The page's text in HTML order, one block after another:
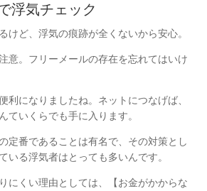
浮気チェック
けど、浮気の痕跡が全くないから安心。
意。フリーメールの存在を忘れてはいけ
利になりましたね。ネットにつなげば、
ていくらでも手に入ります。
定番であることは有名で、その対策とし
いる浮気者はとっても多いんです。
にくい理由としては、【お金がかからな